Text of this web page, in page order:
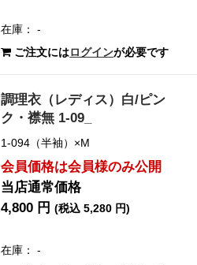
在庫： -
ご注文にはログインが必要です
調理衣（レディス）白/ピン
ク・襟無 1-09_
1-094（半袖）×M
会員価格は会員様のみ公開
当店通常価格
4,800 円(税込 5,280 円)
在庫： -